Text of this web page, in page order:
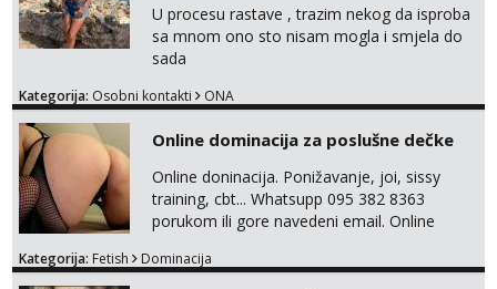
U procesu rastave , trazim nekog da isproba
sa mnom ono sto nisam mogla i smjela do
sada
Kategorija: Osobni kontakti ONA
Online dominacija za poslušne dečke
Online doninacija. Ponižavanje, joi, sissy
training, cbt... Whatsupp 095 382 8363
porukom ili gore navedeni email. Online
uživo nakon mjesečnog druženja . Čekam te
Kategorija: Fetish Dominacija